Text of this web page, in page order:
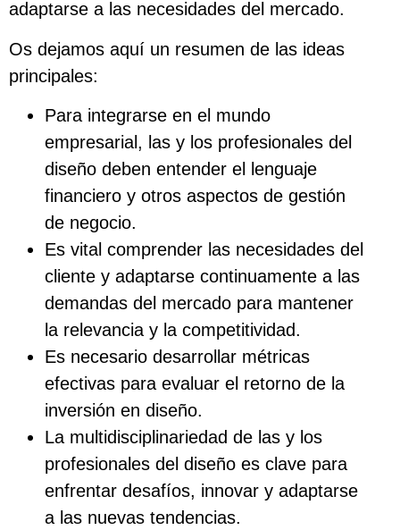
adaptarse a las necesidades del mercado.
Os dejamos aquí un resumen de las ideas
principales:
Para integrarse en el mundo
empresarial, las y los profesionales del
diseño deben entender el lenguaje
financiero y otros aspectos de gestión
de negocio.
Es vital comprender las necesidades del
cliente y adaptarse continuamente a las
demandas del mercado para mantener
la relevancia y la competitividad.
Es necesario desarrollar métricas
efectivas para evaluar el retorno de la
inversión en diseño.
La multidisciplinariedad de las y los
profesionales del diseño es clave para
enfrentar desafíos, innovar y adaptarse
a las nuevas tendencias.